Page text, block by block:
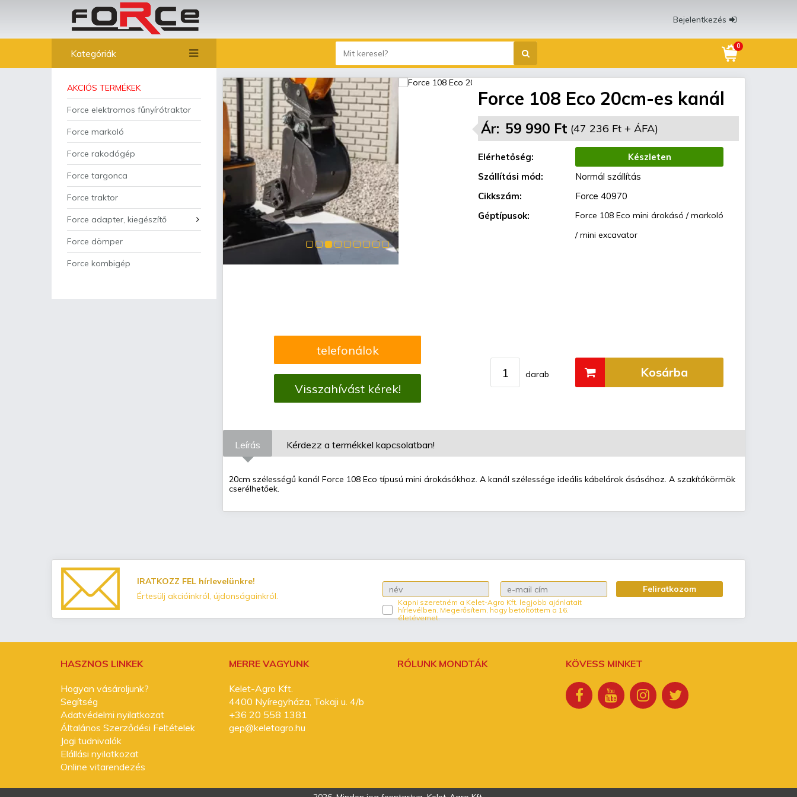
Bejelentkezés
Kategóriák
AKCIÓS TERMÉKEK
Force elektromos fűnyírótraktor
Force markoló
Force rakodógép
Force targonca
Force traktor
Force adapter, kiegészítő
Force dömper
Force kombigép
0
telefonálok
Visszahívást kérek!
Force 108 Eco 20cm-es kanál
Ár: 59 990 Ft (47 236 Ft + ÁFA)
Elérhetőség:
Készleten
Szállítási mód:
Normál szállítás
Cikkszám:
Force 40970
Géptípusok:
Force 108 Eco mini árokásó / markoló
/ mini excavator
darab Kosárba
Leírás Kérdezz a termékkel kapcsolatban!
20cm szélességű kanál Force 108 Eco típusú mini árokásókhoz. A kanál szélessége ideális kábelárok ásásához. A szakítókörmök
cserélhetőek.
IRATKOZZ FEL hírlevelünkre!
Értesülj akcióinkról, újdonságainkról.
Kapni szeretném a Kelet-Agro Kft. legjobb ajánlatait
hírlevélben. Megerősítem, hogy betöltöttem a 16.
életévemet.
Feliratkozom
HASZNOS LINKEK
Hogyan vásároljunk?
Segítség
Adatvédelmi nyilatkozat
Általános Szerződési Feltételek
Jogi tudnivalók
Elállási nyilatkozat
Online vitarendezés
MERRE VAGYUNK
Kelet-Agro Kft.
4400 Nyíregyháza, Tokaji u. 4/b
+36 20 558 1381
gep@keletagro.hu
RÓLUNK MONDTÁK KÖVESS MINKET